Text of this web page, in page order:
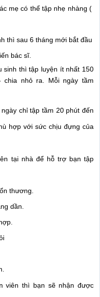
mẹ có thể tập nhẹ nhàng (
thì sau 6 tháng mới bắt đầu
bác sĩ.
sinh thì tập luyện ít nhất 150
nhỏ ra. Mỗi ngày tầm
chỉ tập tầm 20 phút đến
hợp với sức chịu đựng của
tại nhà để hỗ trợ bạn tập
thương.
dần.
viên thì bạn sẽ nhận được